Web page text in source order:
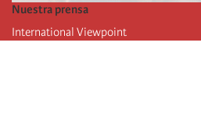
Nuestra prensa
International Viewpoint